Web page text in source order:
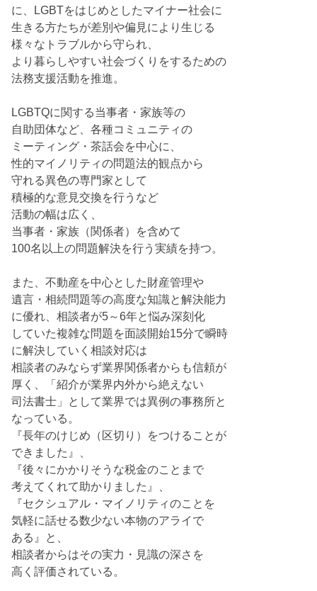
に、LGBTをはじめとしたマイナー社会に
生きる方たちが差別や偏見により生じる
様々なトラブルから守られ、
より暮らしやすい社会づくりをするための
法務支援活動を推進。
LGBTQに関する当事者・家族等の
自助団体など、各種コミュニティの
ミーティング・茶話会を中心に、
性的マイノリティの問題法的観点から
守れる異色の専門家として
積極的な意見交換を行うなど
活動の幅は広く、
当事者・家族（関係者）を含めて
100名以上の問題解決を行う実績を持つ。
また、不動産を中心とした財産管理や
遺言・相続問題等の高度な知識と解決能力
に優れ、相談者が5～6年と悩み深刻化
していた複雑な問題を面談開始15分で瞬時
に解決していく相談対応は
相談者のみならず業界関係者からも信頼が
厚く、「紹介が業界内外から絶えない
司法書士」として業界では異例の事務所と
なっている。
『長年のけじめ（区切り）をつけることが
できました』、
『後々にかかりそうな税金のことまで
考えてくれて助かりました』、
『セクシュアル・マイノリティのことを
気軽に話せる数少ない本物のアライで
ある』と、
相談者からはその実力・見識の深さを
高く評価されている。